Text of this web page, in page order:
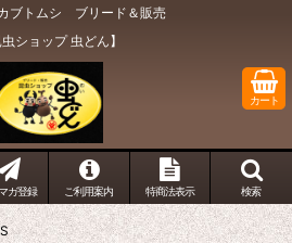
ブトムシ ブリード＆販売
虫ショップ 虫どん】
カート
ガ登録 ご利用案内 特商法表示 検索